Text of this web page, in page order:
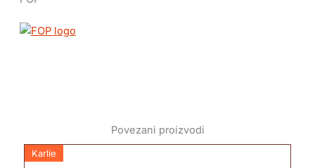
Povezani proizvodi
Karlie